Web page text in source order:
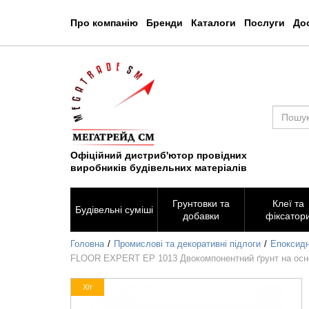
Про компанію Бренди Каталоги Послуги
Офіційний дистриб'ютор провідних
виробників будівельних матеріалів
Будівельні суміші
Грунтовки та
добавки
Клеї та
Головна Промислові та декоративні підлоги
FLOOR EXPERT EP 1013 Двокомпонентний ґрунт на
Хіт